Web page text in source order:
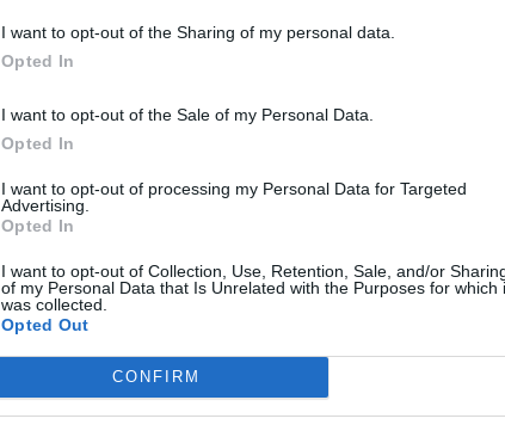
I want to opt-out of the Sharing of my personal data.
Opted In
I want to opt-out of the Sale of my Personal Data.
Opted In
I want to opt-out of processing my Personal Data for Targeted
Advertising.
Opted In
I want to opt-out of Collection, Use, Retention, Sale, and/or
of my Personal Data that Is Unrelated with the Purposes for which
was collected.
Opted Out
CONFIRM
pubblicità